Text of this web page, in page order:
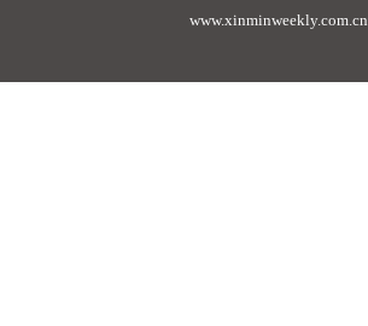
www.xinminweekly.com.cn